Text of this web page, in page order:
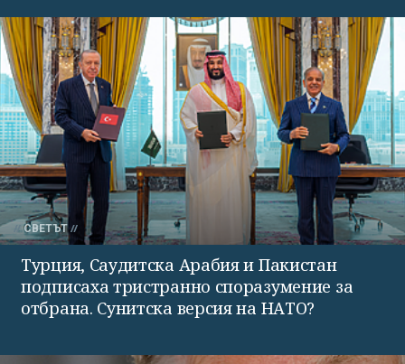
СВЕТЪТ
Турция, Саудитска Арабия и Пакистан
подписаха тристранно споразумение за
отбрана. Сунитска версия на НАТО?